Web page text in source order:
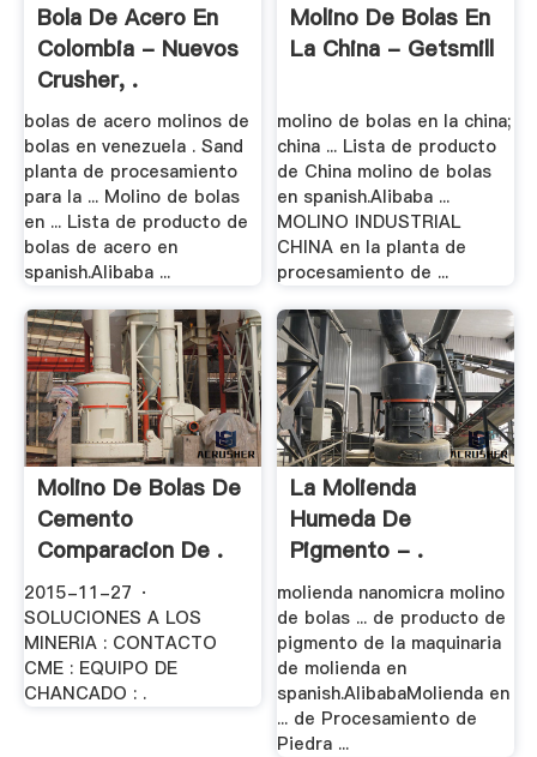
Bola De Acero En
Colombia - Nuevos
Crusher, .
bolas de acero molinos de
bolas en venezuela . Sand
planta de procesamiento
para la ... Molino de bolas
en ... Lista de producto de
bolas de acero en
spanish.Alibaba ...
Molino De Bolas En
La China - Getsmill
molino de bolas en la china;
china ... Lista de producto
de China molino de bolas
en spanish.Alibaba ...
MOLINO INDUSTRIAL
CHINA en la planta de
procesamiento de ...
Molino De Bolas De
Cemento
Comparacion De .
2015-11-27 ·
SOLUCIONES A LOS
MINERIA : CONTACTO
CME : EQUIPO DE
CHANCADO : .
La Molienda
Humeda De
Pigmento - .
molienda nanomicra molino
de bolas ... de producto de
pigmento de la maquinaria
de molienda en
spanish.AlibabaMolienda en
... de Procesamiento de
Piedra ...